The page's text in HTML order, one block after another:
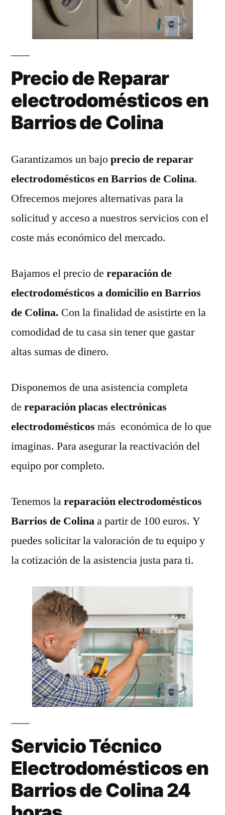
Precio de Reparar
electrodomésticos en
Barrios de Colina
Garantizamos un bajoprecio de reparar
electrodomésticos en Barrios de Colina.
Ofrecemos mejores alternativas para la
solicitud y acceso a nuestros servicios con el
coste más económico del mercado.
Bajamos el precio de reparación de
electrodomésticos a domicilio en Barrios
de Colina. Con la finalidad de asistirte en la
comodidad de tu casa sin tener que gastar
altas sumas de dinero.
Disponemos de una asistencia completa
de reparación placas electrónicas
electrodomésticos más económica de lo que
imaginas. Para asegurar la reactivación del
equipo por completo.
Tenemos lareparación electrodomésticos
Barrios de Colinaa partir de 100 euros. Y
puedes solicitar la valoración de tu equipo y
la cotización de la asistencia justa para ti.
Servicio Técnico
Electrodomésticos en
Barrios de Colina 24